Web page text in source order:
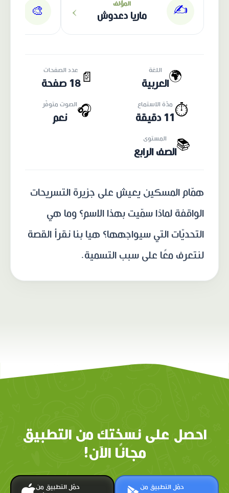
✍️ المؤلف
ماريا دعدوش ›
🎨
🌍 اللغة
العربية 📄
عدد الصفحات
18 صفحة
⏱️ مدّة الاستماع
11 دقيقة
🎧الصوت متوفّر
نعم
📚 المستوى
الصف الرابع
همّام المسكين يعيش على جزيرة التسريحات
الواقفة لماذا سمّيت بهذا الاسم؟ وما هي
التحديّات التي سيواجهها؟ هيا بنا نقرأ القصة
لنتعرف معًا على سبب التسمية.
احصل على نسختك من التطبيق
مجانًا الآن!
حمّل التطبيق من حمّل التطبيق من